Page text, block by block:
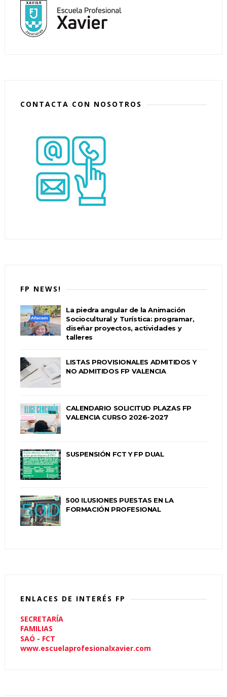
CONTACTA CON NOSOTROS
FP NEWS!
La piedra angular de la Animación
Sociocultural y Turística: programar,
diseñar proyectos, actividades y
talleres
LISTAS PROVISIONALES ADMITIDOS Y
NO ADMITIDOS FP VALENCIA
CALENDARIO SOLICITUD PLAZAS FP
VALENCIA CURSO 2026-2027
SUSPENSIÓN FCT Y FP DUAL
500 ILUSIONES PUESTAS EN LA
FORMACIÓN PROFESIONAL
ENLACES DE INTERÉS FP
SECRETARÍA
FAMILIAS
SAÓ - FCT
www.escuelaprofesionalxavier.com